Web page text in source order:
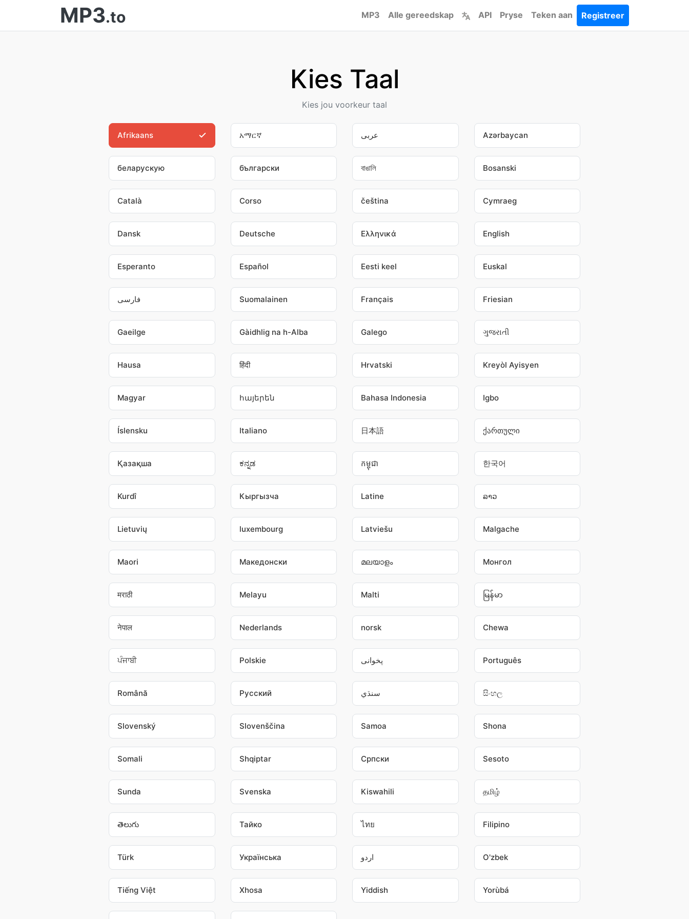
MP3.to MP3 Alle gereedskap API Pryse Teken aan Registreer
Kies Taal
Kies jou voorkeur taal
Afrikaans አማርኛ عربى Azərbaycan
беларускую български বাঙালি Bosanski
Català Corso čeština Cymraeg
Dansk Deutsche Ελληνικά English
Esperanto Español Eesti keel Euskal
فارسی Suomalainen Français Friesian
Gaeilge Gàidhlig na h-Alba Galego ગુજરાતી
Hausa हिंदी Hrvatski Kreyòl Ayisyen
Magyar հայերեն Bahasa Indonesia Igbo
Íslensku Italiano 日本語 ქართული
Қазақша ಕನ್ನಡ កម្ពុជា 한국어
Kurdî Кыргызча Latine ລາວ
Lietuvių luxembourg Latviešu Malgache
Maori Македонски മലയാളം Монгол
मराठी Melayu Malti မြန်မာ
नेपाल Nederlands norsk Chewa
ਪੰਜਾਬੀ Polskie پخوانی Português
Română Pусский سنڌي සිංහල
Slovenský Slovenščina Samoa Shona
Somali Shqiptar Српски Sesoto
Sunda Svenska Kiswahili தமிழ்
తెలుగు Тайко ไทย Filipino
Türk Українська اردو O'zbek
Tiếng Việt Xhosa Yiddish Yorùbá